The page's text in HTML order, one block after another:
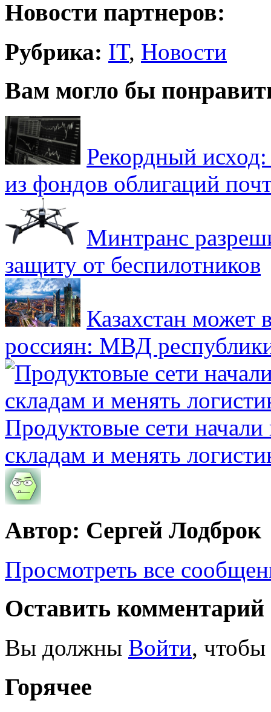
Новости партнеров:
Рубрика: IT, Новости
Вам могло бы
Рекордный
из фондов облигаций
Минтранс
защиту от беспилотников
Казахстан может
россиян: МВД
Продуктовые сети начали
складам и менять
Автор: Сергей Лодброк
Просмотреть все
Оставить комментарий
Вы должны Войти, чтобы
Горячее